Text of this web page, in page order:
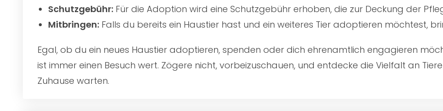
Schutzgebühr: Für die Adoption wird eine Schutzgebühr erhoben, die zur Deckung der
Mitbringen: Falls du bereits ein Haustier hast und ein weiteres Tier adoptieren möchtest,
Egal, ob du ein neues Haustier adoptieren, spenden oder dich ehrenamtlich engagieren
ist immer einen Besuch wert. Zögere nicht, vorbeizuschauen, und entdecke die Vielfalt an
Zuhause warten.